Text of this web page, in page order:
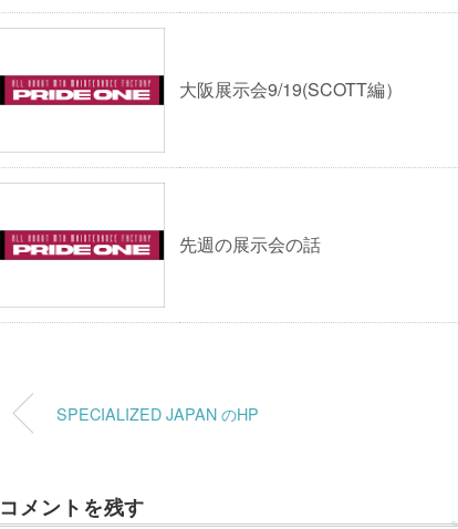
大阪展示会9/19(SCOTT編）
先週の展示会の話
SPECIALIZED JAPAN のHP
コメントを残す